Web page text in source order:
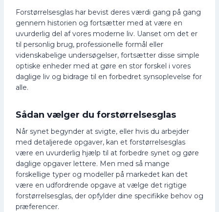
Forstørrelsesglas har bevist deres værdi gang på gang
gennem historien og fortsætter med at være en
uvurderlig del af vores moderne liv. Uanset om det er
til personlig brug, professionelle formål eller
videnskabelige undersøgelser, fortsætter disse simple
optiske enheder med at gøre en stor forskel i vores
daglige liv og bidrage til en forbedret synsoplevelse for
alle.
Sådan vælger du forstørrelsesglas
Når synet begynder at svigte, eller hvis du arbejder
med detaljerede opgaver, kan et forstørrelsesglas
være en uvurderlig hjælp til at forbedre synet og gøre
daglige opgaver lettere. Men med så mange
forskellige typer og modeller på markedet kan det
være en udfordrende opgave at vælge det rigtige
forstørrelsesglas, der opfylder dine specifikke behov og
præferencer.